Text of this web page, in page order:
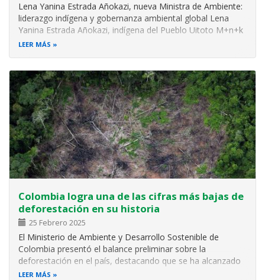
Lena Yanina Estrada Añokazi, nueva Ministra de Ambiente:
liderazgo indígena y gobernanza ambiental global Lena
Yanina Estrada Añokazi, indígena del Pueblo Uitoto M+n+k
del Amazonas, es la nueva Ministra de Ambiente y
LEER MÁS
Colombia logra una de las cifras más bajas de
deforestación en su historia
25 Febrero 2025
El Ministerio de Ambiente y Desarrollo Sostenible de
Colombia presentó el balance preliminar sobre la
deforestación en el país, destacando que se ha alcanzado
la segunda cifra más baja desde que se mide este
LEER MÁS